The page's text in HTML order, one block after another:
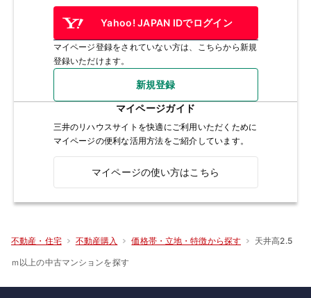
Yahoo! JAPAN IDでログイン
マイページ登録をされていない方は、こちらから新規
登録いただけます。
新規登録
マイページガイド
三井のリハウスサイトを快適にご利用いただくために
マイページの便利な活用方法をご紹介しています。
マイページの使い方はこちら
不動産・住宅 不動産購入 価格帯・立地・特徴から探す 天井高2.5
ｍ以上の中古マンションを探す